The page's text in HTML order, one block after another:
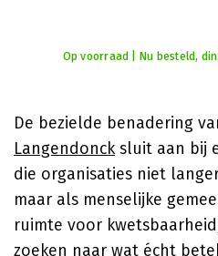
Op voorraad | Nu besteld,
De bezielde benadering
Langendoncksluit aan bij
die organisaties niet
maar als menselijke
ruimte voor
zoeken naar wat écht